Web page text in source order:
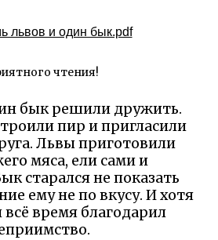
львов и один бык.pdf
чтения!
бык решили дружить.
пир и пригласили
Львы приготовили
мяса, ели сами и
старался не показать
ему не по вкусу. И хотя
всё время благодарил